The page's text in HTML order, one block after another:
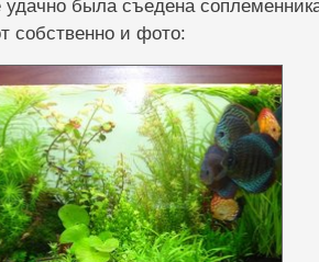
удачно была съедена
собственно и фото: